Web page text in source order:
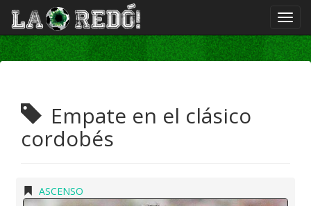
Empate en el clásico
cordobés
ASCENSO